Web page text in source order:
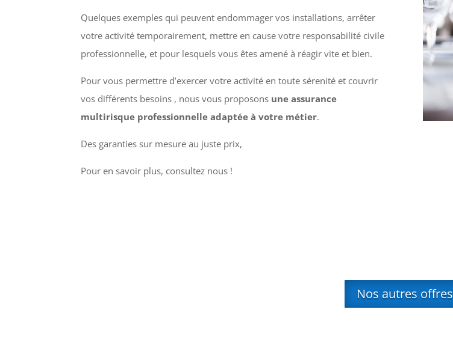
Quelques exemples qui peuvent endommager vos installations, arrêter
votre activité temporairement, mettre en cause votre responsabilité civile
professionnelle, et pour lesquels vous êtes amené à réagir vite et bien.
Pour vous permettre d’exercer votre activité en toute sérenité et couvrir
vos différents besoins , nous vous proposons une assurance
multirisque professionnelle adaptée à votre métier.
Des garanties sur mesure au juste prix,
Pour en savoir plus, consultez nous !
Nos autres offres